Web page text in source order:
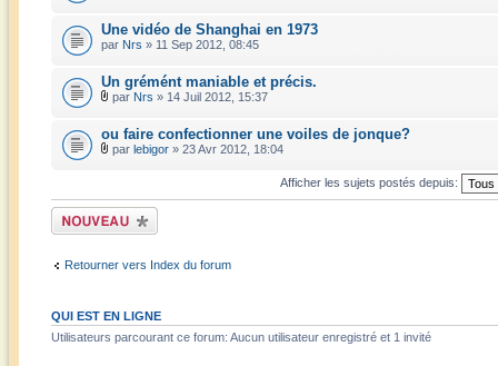
Une vidéo de Shanghai en 1973
par Nrs » 11 Sep 2012, 08:45
Un grémént maniable et précis.
par Nrs » 14 Juil 2012, 15:37
ou faire confectionner une voiles de jonque?
par lebigor » 23 Avr 2012, 18:04
Afficher les sujets postés depuis:
Écrire un nouveau
sujet
Retourner vers Index du forum
QUI EST EN LIGNE
Utilisateurs parcourant ce forum: Aucun utilisateur enregistré et 1 invité